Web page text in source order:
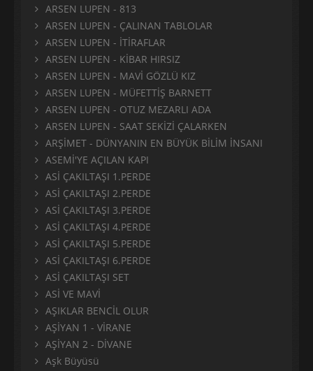
ARSEN LUPEN - 813
ARSEN LUPEN - ÇALINAN TABLOLAR
ARSEN LUPEN - İTİRAFLAR
ARSEN LUPEN - KİBAR HIRSIZ
ARSEN LUPEN - MAVİ GÖZLÜ KIZ
ARSEN LUPEN - MÜFETTİŞ BARNETT
ARSEN LUPEN - OTUZ MEZARLI ADA
ARSEN LUPEN - SAAT SEKİZİ ÇALARKEN
ARŞİMET - DÜNYANIN EN BÜYÜK BİLİM İNSANI
ASEMİ'YE AÇILAN KAPI
ASİ ÇAKILTAŞI 1.PERDE
ASİ ÇAKILTAŞI 2.PERDE
ASİ ÇAKILTAŞI 3.PERDE
ASİ ÇAKILTAŞI 4.PERDE
ASİ ÇAKILTAŞI 5.PERDE
ASİ ÇAKILTAŞI 6.PERDE
ASİ ÇAKILTAŞI SET
ASİ VE MAVİ
AŞIKLAR BENCİL OLUR
AŞİYAN 1 - VİRANE
AŞİYAN 2 - DİVANE
Aşk Büyüsü